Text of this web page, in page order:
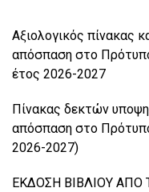
Αξιολογικός πίνακας
απόσπαση στο
έτος 2026-2027
Πίνακας δεκτών
απόσπαση στο
2026-2027)
ΕΚΔΟΣΗ ΒΙΒΛΙΟΥ ΑΠΟ